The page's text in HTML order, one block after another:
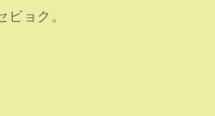
ョク。